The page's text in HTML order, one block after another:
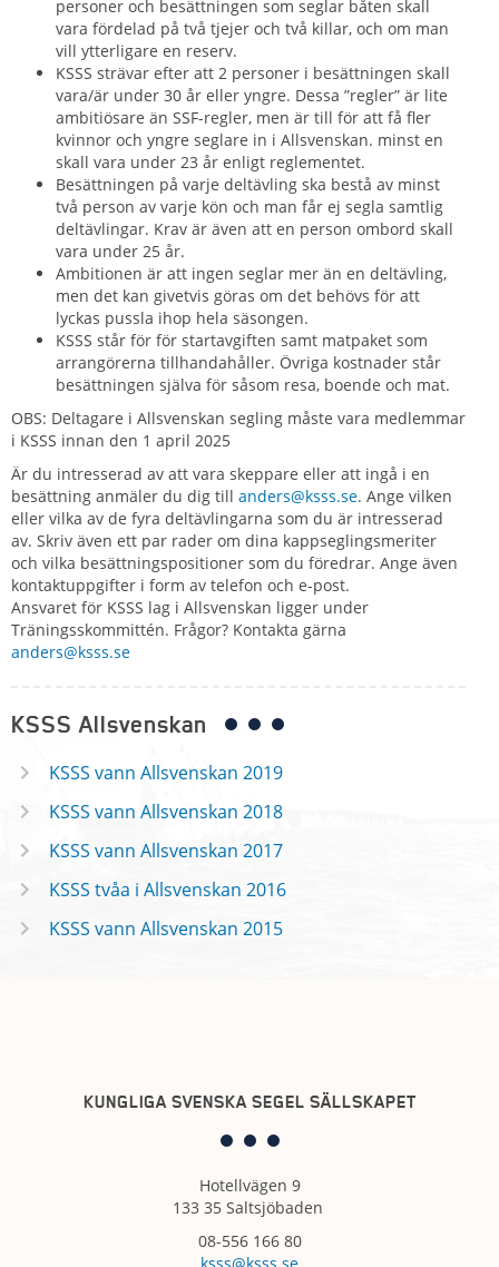
personer och besättningen som seglar båten skall
vara fördelad på två tjejer och två killar, och om man
vill ytterligare en reserv.
KSSS strävar efter att 2 personer i besättningen skall
vara/är under 30 år eller yngre. Dessa ”regler” är lite
ambitiösare än SSF-regler, men är till för att få fler
kvinnor och yngre seglare in i Allsvenskan. minst en
skall vara under 23 år enligt reglementet.
Besättningen på varje deltävling ska bestå av minst
två person av varje kön och man får ej segla samtlig
deltävlingar. Krav är även att en person ombord skall
vara under 25 år.
Ambitionen är att ingen seglar mer än en deltävling,
men det kan givetvis göras om det behövs för att
lyckas pussla ihop hela säsongen.
KSSS står för för startavgiften samt matpaket som
arrangörerna tillhandahåller. Övriga kostnader står
besättningen själva för såsom resa, boende och mat.
OBS: Deltagare i Allsvenskan segling måste vara medlemmar
i KSSS innan den 1 april 2025
Är du intresserad av att vara skeppare eller att ingå i en
besättning anmäler du dig till anders@ksss.se. Ange vilken
eller vilka av de fyra deltävlingarna som du är intresserad
av. Skriv även ett par rader om dina kappseglingsmeriter
och vilka besättningspositioner som du föredrar. Ange även
kontaktuppgifter i form av telefon och e-post.
Ansvaret för KSSS lag i Allsvenskan ligger under
Träningsskommittén. Frågor? Kontakta gärna
anders@ksss.se
KSSS Allsvenskan
KSSS vann Allsvenskan 2019
KSSS vann Allsvenskan 2018
KSSS vann Allsvenskan 2017
KSSS tvåa i Allsvenskan 2016
KSSS vann Allsvenskan 2015
KUNGLIGA SVENSKA SEGEL SÄLLSKAPET
Hotellvägen 9
133 35 Saltsjöbaden
08-556 166 80